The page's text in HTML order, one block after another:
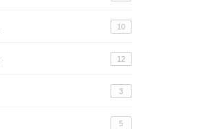
10
12
3
5